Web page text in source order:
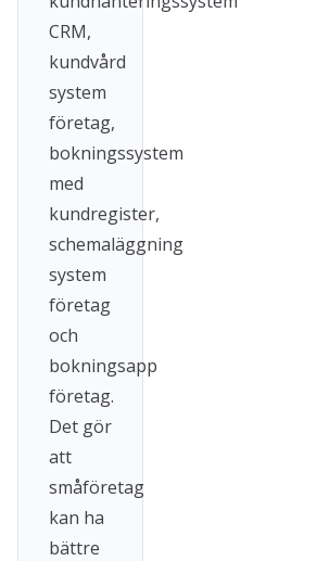
CRM,
kundvård
system
företag,
bokningssystem
med
kundregister,
schemaläggning
system
företag
och
bokningsapp
företag.
Det gör
att
småföretag
kan ha
bättre